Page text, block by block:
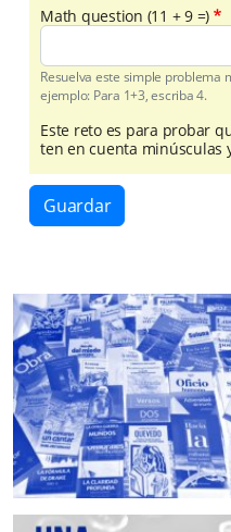
Math question (11 + 9 =)
Resuelva este simple problema
ejemplo: Para 1+3, escriba 4.
Este reto es para probar
ten en cuenta minúsculas
Guardar